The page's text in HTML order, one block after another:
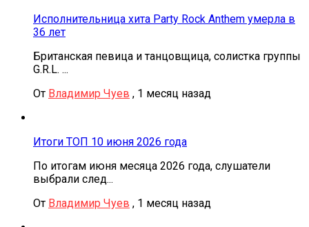
Исполнительница хита Party Rock Anthem умерла в
36 лет
Британская певица и танцовщица, солистка группы
G.R.L. ...
От Владимир Чуев , 1 месяц назад
Итоги ТОП 10 июня 2026 года
По итогам июня месяца 2026 года, слушатели
выбрали след...
От Владимир Чуев , 1 месяц назад